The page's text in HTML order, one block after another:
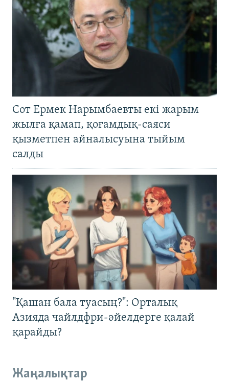
Сот Ермек Нарымбаевты екі жарым
жылға қамап, қоғамдық-саяси
қызметпен айналысуына тыйым
салды
"Қашан бала туасың?": Орталық
Азияда чайлдфри-әйелдерге қалай
қарайды?
Жаңалықтар